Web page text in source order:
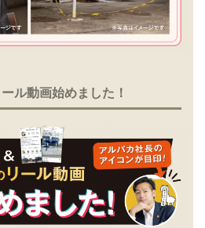
ル動画始めました！